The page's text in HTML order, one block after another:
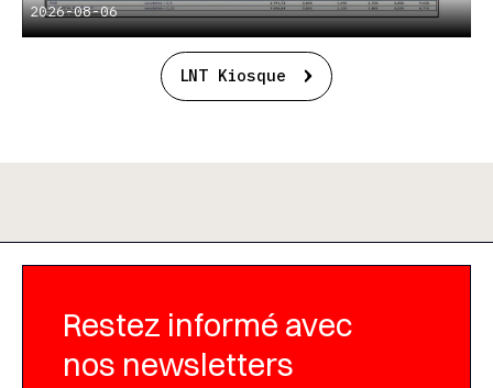
2026-08-06
LNT Kiosque
Restez informé avec
nos newsletters